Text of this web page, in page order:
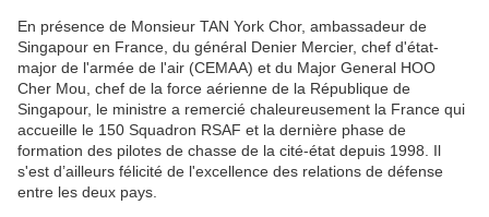
En présence de Monsieur TAN York Chor, ambassadeur de
Singapour en France, du général Denier Mercier, chef d'état-
major de l'armée de l'air (CEMAA) et du Major General HOO
Cher Mou, chef de la force aérienne de la République de
Singapour, le ministre a remercié chaleureusement la France qui
accueille le 150 Squadron RSAF et la dernière phase de
formation des pilotes de chasse de la cité-état depuis 1998. Il
s'est d’ailleurs félicité de l'excellence des relations de défense
entre les deux pays.